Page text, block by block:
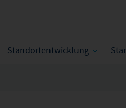
Standortentwicklung